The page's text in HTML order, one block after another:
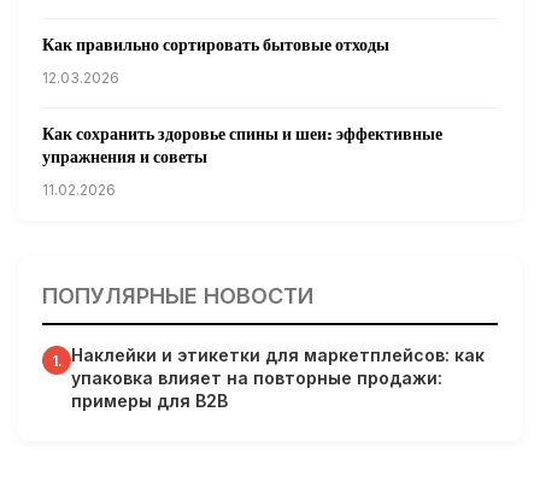
Как правильно сортировать бытовые отходы
12.03.2026
Как сохранить здоровье спины и шеи: эффективные
упражнения и советы
11.02.2026
31.01.2026
Гарвардские ученые обнаружили сеть лимфатических
сосудов в мозге человека и мышей
31.01.2026
ПОПУЛЯРНЫЕ НОВОСТИ
1. Наклейки и этикетки для маркетплейсов: как
упаковка влияет на повторные продажи:
примеры для B2B